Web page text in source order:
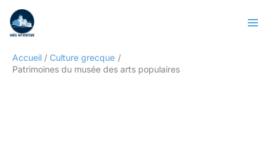
contenu
Accueil
Culture grecque
Patrimoines du musée des arts populaires
Rechercher